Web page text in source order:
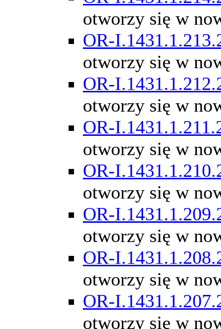
otworzy się w
OR-
otworzy się w
OR-
otworzy się w
OR-
otworzy się w
OR-
otworzy się w
OR-
otworzy się w
OR-
otworzy się w
OR-
otworzy się w